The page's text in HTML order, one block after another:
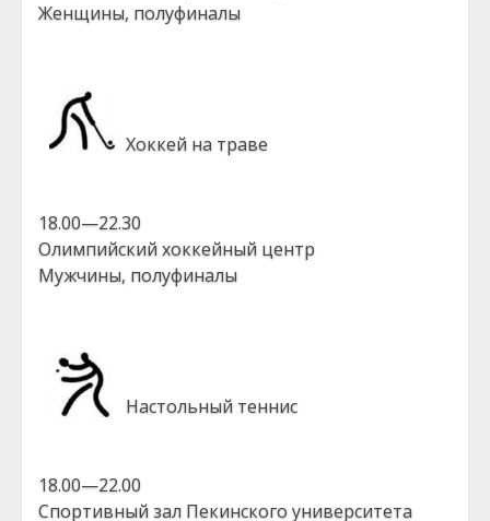
Женщины, полуфиналы
Хоккей на траве
18.00—22.30
Олимпийский хоккейный центр
Мужчины, полуфиналы
Настольный теннис
18.00—22.00
Спортивный зал Пекинского университета